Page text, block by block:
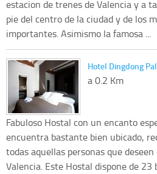
estacion de trenes de Valencia y a
pie del centro de la ciudad y de los
importantes. Asimismo la famosa ...
Hotel Dingdong
a 0.2 Km
Fabuloso Hostal con un encanto
encuentra bastante bien ubicado,
todas aquellas personas que
Valencia. Este Hostal dispone de 23